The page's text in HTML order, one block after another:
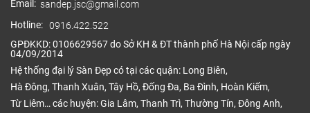
Email: sandep.jsc@gmail.com
Hotline: 0916.422.522
GPĐKKD: 0106629567 do Sở KH & ĐT thành phố Hà Nội cấp ngày
04/09/2014
Hệ thống đại lý Sàn Đẹp có tại các quận: Long Biên,
Hà Đông, Thanh Xuân, Tây Hồ, Đống Đa, Ba Đình, Hoàn Kiếm,
Từ Liêm… các huyện: Gia Lâm, Thanh Trì, Thường Tín, Đông Anh,